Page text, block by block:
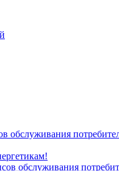
обслуживания
обслуживания